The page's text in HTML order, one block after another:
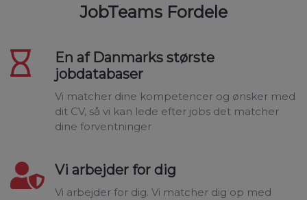
JobTeams Fordele
En af Danmarks største
jobdatabaser
Vi matcher dine kompetencer og ønsker med
dit CV, så vi kan lede efter jobs det matcher
dine forventninger
Vi arbejder for dig
Vi arbejder for dig. Vi matcher dig op med